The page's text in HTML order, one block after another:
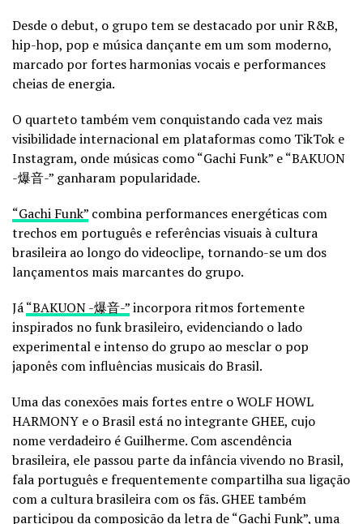
Desde o debut, o grupo tem se destacado por unir R&B,
hip-hop, pop e música dançante em um som moderno,
marcado por fortes harmonias vocais e performances
cheias de energia.
O quarteto também vem conquistando cada vez mais
visibilidade internacional em plataformas como TikTok e
Instagram, onde músicas como “Gachi Funk” e “BAKUON
-爆音-” ganharam popularidade.
“Gachi Funk” combina performances energéticas com
trechos em português e referências visuais à cultura
brasileira ao longo do videoclipe, tornando-se um dos
lançamentos mais marcantes do grupo.
Já“BAKUON -爆音-”incorpora ritmos fortemente
inspirados no funk brasileiro, evidenciando o lado
experimental e intenso do grupo ao mesclar o pop
japonês com influências musicais do Brasil.
Uma das conexões mais fortes entre o WOLF HOWL
HARMONY e o Brasil está no integrante GHEE, cujo
nome verdadeiro é Guilherme. Com ascendência
brasileira, ele passou parte da infância vivendo no Brasil,
fala português e frequentemente compartilha sua ligação
com a cultura brasileira com os fãs. GHEE também
participou da composição da letra de “Gachi Funk”, uma